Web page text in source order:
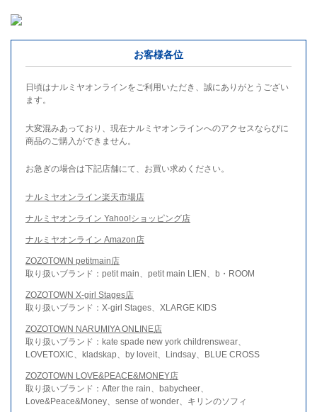
お客様各位
日頃はナルミヤオンラインをご利用いただき、誠にありがとうござい
ます。
大変混みあっており、現在ナルミヤオンラインへのアクセスならびに
商品のご購入ができません。
お急ぎの場合は下記店舗にて、お買い求めください。
ナルミヤオンライン楽天市場店
ナルミヤオンライン Yahoo!ショッピング店
ナルミヤオンライン Amazon店
ZOZOTOWN petitmain店
取り扱いブランド：petit main、petit main LIEN、b・ROOM
ZOZOTOWN X-girl Stages店
取り扱いブランド：X-girl Stages、XLARGE KIDS
ZOZOTOWN NARUMIYA ONLINE店
取り扱いブランド：kate spade new york childrenswear、
LOVETOXIC、kladskap、by loveit、Lindsay、BLUE CROSS
ZOZOTOWN LOVE&PEACE&MONEY店
取り扱いブランド：After the rain、babycheer、
Love&Peace&Money、sense of wonder、キリンのソフィ